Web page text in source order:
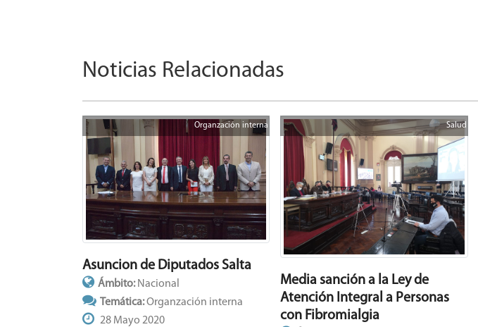
Noticias Relacionadas
Organzación interna
Asuncion de Diputados Salta
Ámbito: Nacional
Temática:Organzación interna
28 Mayo 2020
Salud
Media sanción a la Ley de
Atención Integral a Personas
con Fibromialgia